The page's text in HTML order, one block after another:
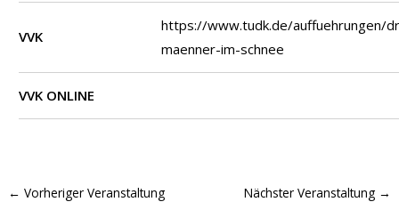
VVK
https://www.tudk.de/auffuehrungen/
maenner-im-schnee
VVK ONLINE
← Vorheriger Veranstaltung Nächster Veranstaltung →